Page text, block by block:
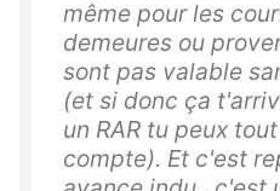
même pour les
demeures ou
sont pas valable
(et si donc ça
un RAR tu peux
compte). Et c'est